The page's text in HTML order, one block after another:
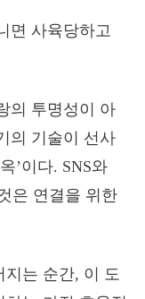
면 사육당하고
의 투명성이 아
의 기술이 선사
’이다. SNS와
은 연결을 위한
지는 순간, 이 도